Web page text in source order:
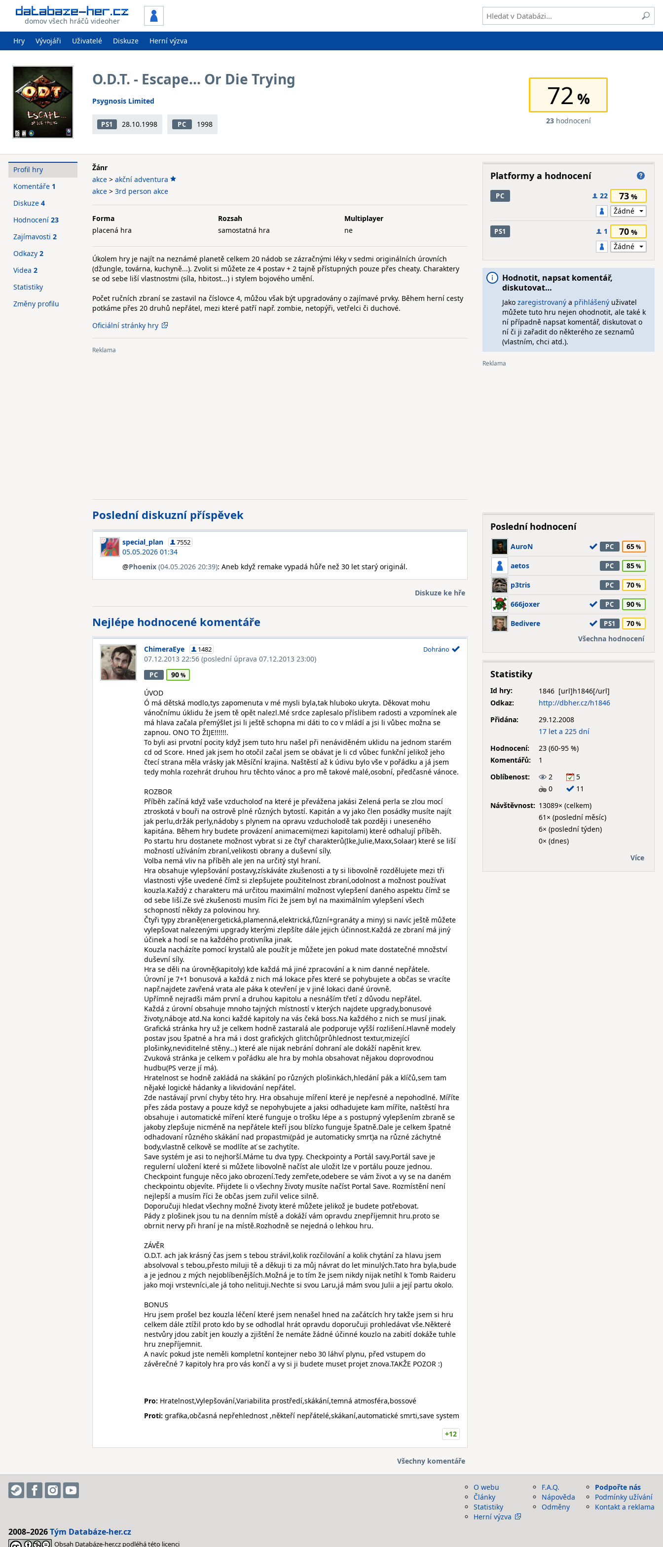
domov všech hráčů videoher
Hry Vývojáři Uživatelé Diskuze Herní výzva
O.D.T. - Escape... Or Die Trying
Psygnosis Limited
PS1 28.10.1998 PC 1998
72
23hodnocení
Žánr
akce > akční adventura
akce > 3rd person akce
Forma
placená hra
Rozsah
samostatná hra
Multiplayer
ne
Úkolem hry je najít na neznámé planetě celkem 20 nádob se zázračnými léky v sedmi originálních úrovních
(džungle, továrna, kuchyně...). Zvolit si můžete ze 4 postav + 2 tajně přístupných pouze přes cheaty. Charaktery
se od sebe liší vlastnostmi (síla, hbitost...) i stylem bojového umění.
Počet ručních zbraní se zastavil na číslovce 4, můžou však být upgradovány o zajímavé prvky. Během herní cesty
potkáme přes 20 druhů nepřátel, mezi které patří např. zombie, netopýři, vetřelci či duchové.
Oficiální stránky hry
Poslední diskuzní příspěvek
special_plan 7552
05.05.2026 01:34
@Phoenix (04.05.2026 20:39): Aneb když remake vypadá hůře než 30 let starý originál.
Diskuze ke hře
Nejlépe hodnocené komentáře
ChimeraEye 1482
07.12.2013 22:56 (poslední úprava 07.12.2013 23:00)
Dohráno
PC
90
ÚVOD
Ó má dětská modlo,tys zapomenuta v mé mysli byla,tak hluboko ukryta. Děkovat mohu
vánočnímu úklidu že jsem tě opět nalezl.Mé srdce zaplesalo příslibem radosti a vzpomínek ale
má hlava začala přemýšlet jsi li ještě schopna mi dáti to co v mládí a jsi li vůbec možna se
zapnou. ONO TO ŽIJE!!!!!!.
To byli asi prvotní pocity když jsem tuto hru našel při nenáviděném uklidu na jednom starém
cd od Score. Hned jak jsem ho otočil začal jsem se obávat je li cd vůbec funkční jelikož jeho
čtecí strana měla vrásky jak Měsíční krajina. Naštěstí až k údivu bylo vše v pořádku a já jsem
tedy mohla rozehrát druhou hru těchto vánoc a pro mě takové malé,osobní, předčasné vánoce.
ROZBOR
Příběh začíná když vaše vzducholoď na které je převážena jakási Zelená perla se zlou mocí
ztroskotá v bouři na ostrově plné různých bytostí. Kapitán a vy jako člen posádky musíte najít
jak perlu,držák perly,nádoby s plynem na opravu vzducholodě tak později i uneseného
kapitána. Během hry budete provázení animacemi(mezi kapitolami) které odhalují příběh.
Po startu hru dostanete možnost vybrat si ze čtyř charakterů(Ike,Julie,Maxx,Solaar) které se liší
možností užíváním zbraní,velikosti obrany a duševní síly.
Volba nemá vliv na příběh ale jen na určitý styl hraní.
Hra obsahuje vylepšování postavy,získáváte zkušenosti a ty si libovolně rozdělujete mezi tři
vlastnosti výše uvedené čímž si zlepšujete použitelnost zbraní,odolnost a možnost používat
kouzla.Každý z charakteru má určitou maximální možnost vylepšení daného aspektu čímž se
od sebe liší.Ze své zkušenosti musím říci že jsem byl na maximálním vylepšení všech
schopností někdy za polovinou hry.
Čtyři typy zbraně(energetická,plamenná,elektrická,fůzní+granáty a miny) si navíc ještě můžete
vylepšovat nalezenými upgrady kterými zlepšíte dále jejich účinnost.Každá ze zbraní má jiný
účinek a hodí se na každého protivníka jinak.
Kouzla nacházíte pomocí krystalů ale použít je můžete jen pokud mate dostatečné množství
duševní síly.
Hra se děli na úrovně(kapitoly) kde každá má jiné zpracování a k nim danné nepřátele.
Úrovní je 7+1 bonusová a každá z nich má lokace přes které se pohybujete a občas se vracíte
např.najdete zavřená vrata ale páka k otevření je v jiné lokaci dané úrovně.
Upřímně nejradši mám první a druhou kapitolu a nesnáším třetí z důvodu nepřátel.
Každá z úrovní obsahuje mnoho tajných místností v kterých najdete upgrady,bonusové
životy,náboje atd.Na konci každé kapitoly na vás čeká boss.Na každého z nich se musí jinak.
Grafická stránka hry už je celkem hodně zastaralá ale podporuje vyšší rozlišení.Hlavně modely
postav jsou špatné a hra má i dost grafických glitchů(průhlednost textur,mizející
plošinky,neviditelné stěny...) které ale nijak nebrání dohraní ale dokáží napěnit krev.
Zvuková stránka je celkem v pořádku ale hra by mohla obsahovat nějakou doprovodnou
hudbu(PS verze jí má).
Hratelnost se hodně zakládá na skákání po různých plošinkách,hledání pák a klíčů,sem tam
nějaké logické hádanky a likvidování nepřátel.
Zde nastávají první chyby této hry. Hra obsahuje míření které je nepřesné a nepohodlné. Míříte
přes záda postavy a pouze když se nepohybujete a jaksi odhadujete kam míříte, naštěstí hra
obsahuje i automatické míření které funguje o trošku lépe a s postupný vylepšením zbraně se
jakoby zlepšuje nicméně na nepřátele kteří jsou blízko funguje špatně.Dale je celkem špatné
odhadovaní různého skákání nad propastmi(pád je automaticky smrt)a na různé záchytné
body,vlastně celkově se modlíte ať se zachytíte.
Save systém je asi to nejhorší.Máme tu dva typy. Checkpointy a Portál savy.Portál save je
regulerní uložení které si můžete libovolně načíst ale uložit lze v portálu pouze jednou.
Checkpoint funguje něco jako obrození.Tedy zemřete,odebere se vám život a vy se na daném
checkpointu objevíte. Přijdete li o všechny životy musíte načíst Portal Save. Rozmístění není
nejlepší a musím říci že občas jsem zuřil velice silně.
Doporučuji hledat všechny možné životy které můžete jelikož je budete potřebovat.
Pády z plošinek jsou tu na denním místě a dokáží vám opravdu znepříjemnit hru.proto se
obrnit nervy při hraní je na místě.Rozhodně se nejedná o lehkou hru.
ZÁVĚR
O.D.T. ach jak krásný čas jsem s tebou strávil,kolik rozčilování a kolik chytání za hlavu jsem
absolvoval s tebou,přesto miluji tě a děkuji ti za můj návrat do let minulých.Tato hra byla,bude
a je jednou z mých nejoblíbenějších.Možná je to tím že jsem nikdy nijak netíhl k Tomb Raideru
jako moji vrstevníci,ale já toho nelituji.Nechte si svou Laru,já mám svou Julii a její partu okolo.
BONUS
Hru jsem prošel bez kouzla léčení které jsem nenašel hned na začátcích hry takže jsem si hru
celkem dále ztížil proto kdo by se odhodlal hrát opravdu doporučuji prohledávat vše.Některé
nestvůry jdou zabít jen kouzly a zjištění že nemáte žádné účinné kouzlo na zabití dokáže tuhle
hru znepříjemnit.
A navíc pokud jste neměli kompletní kontejner nebo 30 láhví plynu, před vstupem do
závěrečné 7 kapitoly hra pro vás končí a vy si ji budete muset projet znova.TAKŽE POZOR :)
Pro: Hratelnost,Vylepšování,Variabilita prostředí,skákání,temná atmosféra,bossové
Proti: grafika,občasná nepřehlednost ,někteří nepřátelé,skákaní,automatické smrti,save system
+12
Všechny komentáře
Profil hry
Komentáře 1
Diskuze 4
Hodnocení 23
Zajímavosti 2
Odkazy 2
Videa 2
Statistiky
Změny profilu
Platformy a hodnocení
PC 22 73
PS1 1 70
Hodnotit, napsat komentář,
diskutovat…
Jako zaregistrovanýa přihlášenýuživatel
můžete tuto hru nejen ohodnotit, ale také k
ní případně napsat komentář, diskutovat o
ní či ji zařadit do některého ze seznamů
(vlastním, chci atd.).
Poslední hodnocení
AuroN PC 65
aetos PC 85
p3tris PC 70
666joxer PC 90
Bedivere PS1
70
Všechna hodnocení
Statistiky
Id hry:
1846
Odkaz:
http://dbher.cz/h1846
Přidána:
29.12.2008
17 let a 225 dní
Hodnocení:
23 (60-95 %)
Komentářů:
1
Oblíbenost:
2
5
0
11
Návštěvnost: 13089× (celkem)
61× (poslední měsíc)
6× (poslední týden)
0× (dnes)
Více
O webu
Články
Statistiky
Herní výzva
F.A.Q.
Nápověda
Odměny
Podpořte nás
Podmínky užívání
Kontakt a reklama
2008–2026Tým Databáze-her.cz
Obsah Databáze-her.cz podléhá této licenci